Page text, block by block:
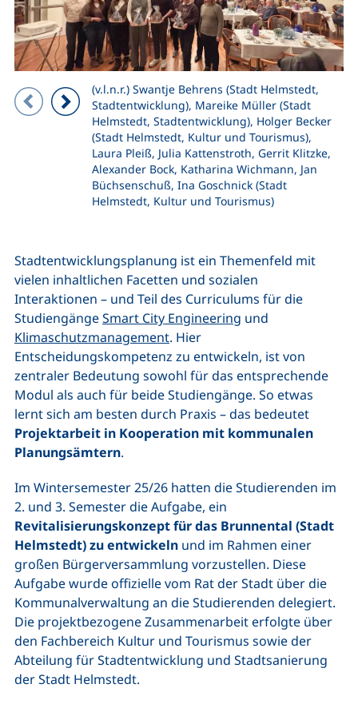
(v.l.n.r.) Swantje Behrens (Stadt Helmstedt,
Stadtentwicklung), Mareike Müller (Stadt
Helmstedt, Stadtentwicklung), Holger Becker
(Stadt Helmstedt, Kultur und Tourismus),
Laura Pleiß, Julia Kattenstroth, Gerrit Klitzke,
Alexander Bock, Katharina Wichmann, Jan
Büchsenschuß, Ina Goschnick (Stadt
Helmstedt, Kultur und Tourismus)
Zeigt Folie 1 von 2
Vorheriges Bild
Nächstes Bild
Stadtentwicklungsplanung ist ein Themenfeld mit
vielen inhaltlichen Facetten und sozialen
Interaktionen – und Teil des Curriculums für die
StudiengängeSmart City Engineering und
Klimaschutzmanagement. Hier
Entscheidungskompetenz zu entwickeln, ist von
zentraler Bedeutung sowohl für das entsprechende
Modul als auch für beide Studiengänge. So etwas
lernt sich am besten durch Praxis – das bedeutet
Projektarbeit in Kooperation mit kommunalen
Planungsämtern.
Im Wintersemester 25/26 hatten die Studierenden im
2. und 3. Semester die Aufgabe, ein
Revitalisierungskonzept für das Brunnental (Stadt
Helmstedt) zu entwickeln und im Rahmen einer
großen Bürgerversammlung vorzustellen. Diese
Aufgabe wurde offizielle vom Rat der Stadt über die
Kommunalverwaltung an die Studierenden delegiert.
Die projektbezogene Zusammenarbeit erfolgte über
den Fachbereich Kultur und Tourismus sowie der
Abteilung für Stadtentwicklung und Stadtsanierung
der Stadt Helmstedt.